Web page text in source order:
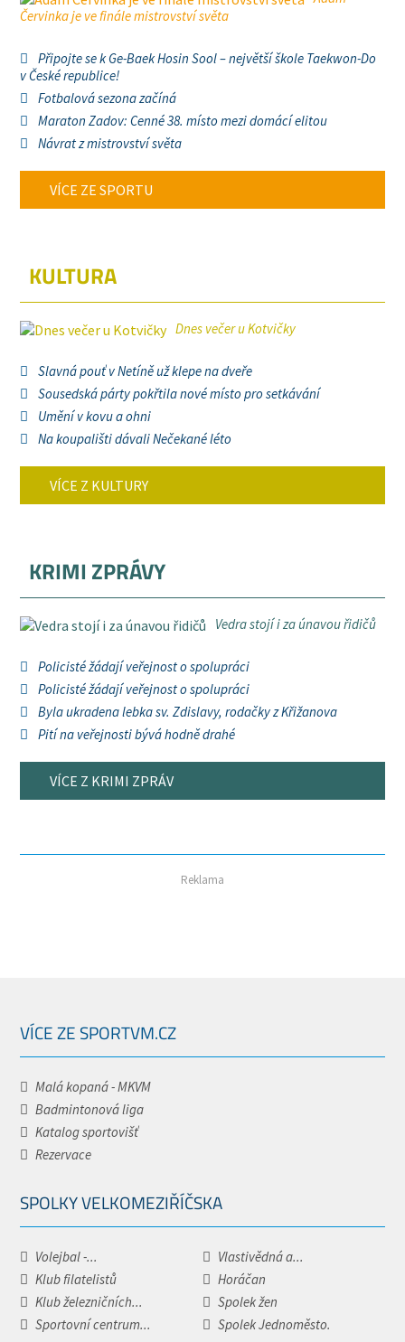
Červinka je ve finále mistrovství světa
Připojte se k Ge-Baek Hosin Sool – největší škole Taekwon-Do
v České republice!
Fotbalová sezona začíná
Maraton Zadov: Cenné 38. místo mezi domácí elitou
Návrat z mistrovství světa
VÍCE ZE SPORTU
KULTURA
Dnes večer u Kotvičky
Slavná pouť v Netíně už klepe na dveře
Sousedská párty pokřtila nové místo pro setkávání
Umění v kovu a ohni
Na koupališti dávali Nečekané léto
VÍCE Z KULTURY
KRIMI ZPRÁVY
Vedra stojí i za únavou řidičů
Policisté žádají veřejnost o spolupráci
Policisté žádají veřejnost o spolupráci
Byla ukradena lebka sv. Zdislavy, rodačky z Křižanova
Pití na veřejnosti bývá hodně drahé
VÍCE Z KRIMI ZPRÁV
Reklama
VÍCE ZE SPORTVM.CZ
Malá kopaná - MKVM
Badmintonová liga
Katalog sportovišť
Rezervace
SPOLKY VELKOMEZIŘÍČSKA
Volejbal -...
Vlastivědná a...
Klub filatelistů
Horáčan
Klub železničních...
Spolek žen
Sportovní centrum...
Spolek Jednoměsto.